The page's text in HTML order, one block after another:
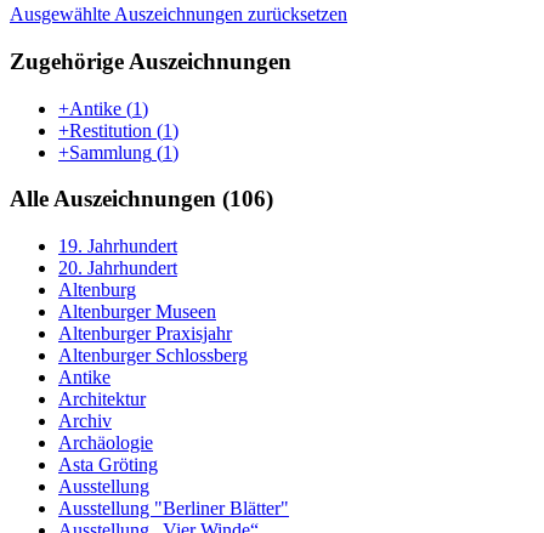
Ausgewählte Auszeichnungen zurücksetzen
Zugehörige Auszeichnungen
+Antike (1)
+Restitution (1)
+Sammlung (1)
Alle Auszeichnungen (106)
19. Jahrhundert
20. Jahrhundert
Altenburg
Altenburger Museen
Altenburger Praxisjahr
Altenburger Schlossberg
Antike
Architektur
Archiv
Archäologie
Asta Gröting
Ausstellung
Ausstellung "Berliner Blätter"